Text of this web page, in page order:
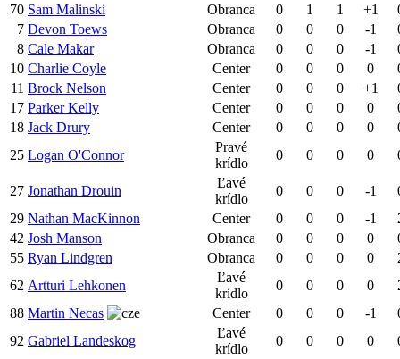
70 Sam Malinski Obranca 0 1 1 +1
7 Devon Toews Obranca 0 0 0 -1
8 Cale Makar Obranca 0 0 0 -1
10 Charlie Coyle Center 0 0 0 0
11 Brock Nelson Center 0 0 0 +1
17 Parker Kelly Center 0 0 0 0
18 Jack Drury Center 0 0 0 0
25 Logan O'Connor
Pravé
krídlo
0 0 0 0
27 Jonathan Drouin
Ľavé
krídlo
0 0 0 -1
29 Nathan MacKinnon Center 0 0 0 -1
42 Josh Manson Obranca 0 0 0 0
55 Ryan Lindgren Obranca 0 0 0 0
62 Artturi Lehkonen
Ľavé
krídlo
0 0 0 0
88 Martin Necas Center 0 0 0 -1
92 Gabriel Landeskog
Ľavé
krídlo
0 0 0 0